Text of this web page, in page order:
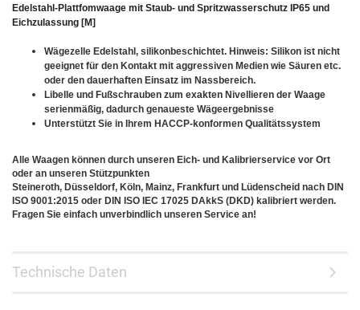
Edelstahl-Plattfomwaage mit Staub- und Spritzwasserschutz IP65 und
Eichzulassung [M]
Wägezelle Edelstahl, silikonbeschichtet. Hinweis: Silikon ist nicht
geeignet für den Kontakt mit aggressiven Medien wie Säuren etc.
oder den dauerhaften Einsatz im Nassbereich.
Libelle und Fußschrauben zum exakten Nivellieren der Waage
serienmäßig, dadurch genaueste Wägeergebnisse
Unterstützt Sie in Ihrem HACCP-konformen Qualitätssystem
Alle Waagen können durch unseren Eich- und Kalibrierservice vor Ort
oder an unseren Stützpunkten
Steineroth, Düsseldorf, Köln, Mainz, Frankfurt und Lüdenscheid nach DIN
ISO 9001:2015 oder DIN ISO IEC 17025 DAkkS (DKD) kalibriert werden.
Fragen Sie einfach unverbindlich unseren Service an!
Technische Daten